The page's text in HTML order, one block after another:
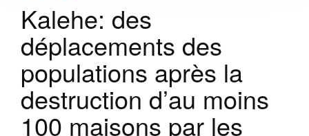
Kalehe: des
déplacements des
populations après la
destruction d’au moins
100 maisons par les